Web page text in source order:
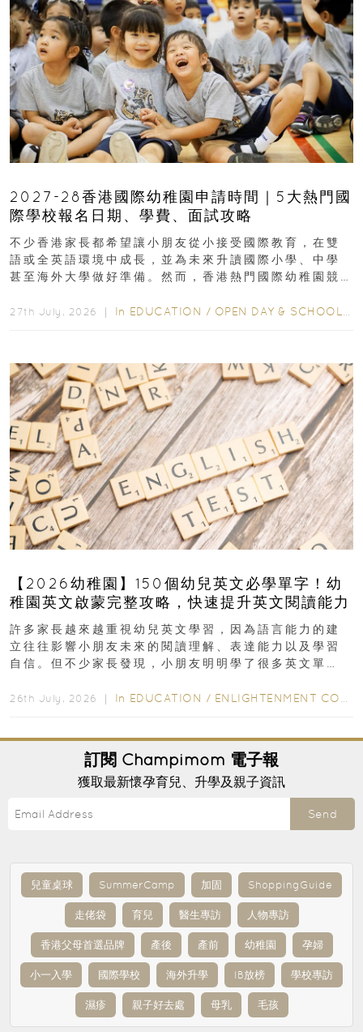
2027-28香港國際幼稚園申請時間｜5大熱門國
際學校報名日期、學費、面試攻略
不少香港家長都希望讓小朋友從小接受國際教育，在雙
語或全英語環境中成長，並為未來升讀國際小學、中學
甚至海外大學做好準備。然而，香港熱門國際幼稚園競
27th July, 2026 ｜ In EDUCATION / OPEN DAY & SCHOOL EVENTS
【2026幼稚園】150個幼兒英文必學單字！幼
稚園英文啟蒙完整攻略，快速提升英文閱讀能力
許多家長越來越重視幼兒英文學習，因為語言能力的建
立往往影響小朋友未來的閱讀理解、表達能力以及學習
自信。但不少家長發現，小朋友明明學了很多英文單
26th July, 2026 ｜ In EDUCATION / ENLIGHTENMENT CORNER
訂閱 Champimom 電子報
獲取最新懷孕育兒、升學及親子資訊
Send
兒童桌球 SummerCamp 加固 ShoppingGuide
走佬袋 育兒 醫生專訪 人物專訪
香港父母首選品牌 產後 產前 幼稚園 孕婦
小一入學 國際學校 海外升學 IB放榜 學校專訪
濕疹 親子好去處 母乳 毛孩